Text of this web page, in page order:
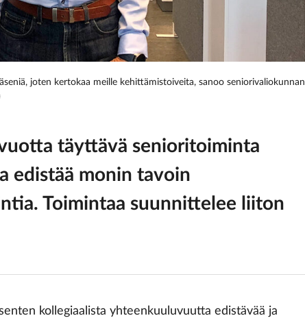
joten kertokaa meille kehittämistoiveita, sanoo seniorivaliokunnan
täyttävä senioritoiminta
edistää monin tavoin
Toimintaa suunnittelee liiton
kollegiaalista yhteenkuuluvuutta edistävää ja